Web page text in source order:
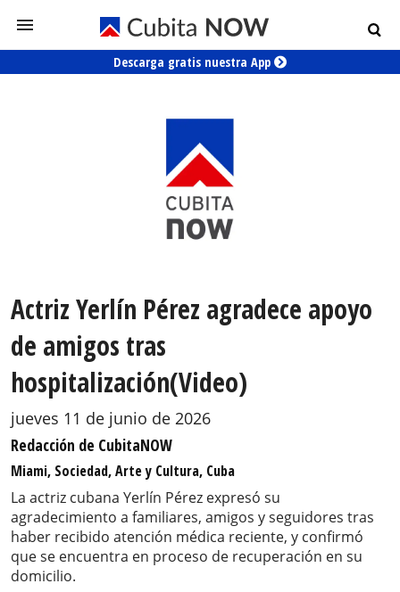
Descarga gratis nuestra App
Actriz Yerlín Pérez agradece apoyo
de amigos tras
hospitalización(Video)
jueves 11 de junio de 2026
Redacción de CubitaNOW
Miami, Sociedad, Arte y Cultura, Cuba
La actriz cubana Yerlín Pérez expresó su
agradecimiento a familiares, amigos y seguidores tras
haber recibido atención médica reciente, y confirmó
que se encuentra en proceso de recuperación en su
domicilio.